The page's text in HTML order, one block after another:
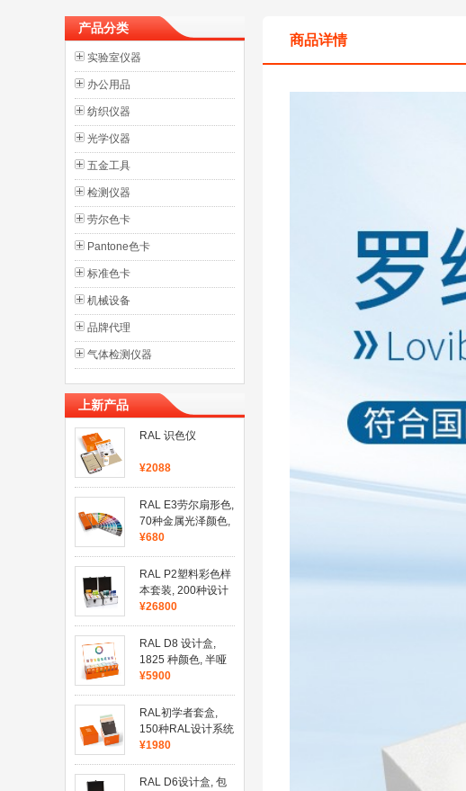
产品分类
实验室仪器
办公用品
纺织仪器
光学仪器
五金工具
检测仪器
劳尔色卡
Pantone色卡
标准色卡
机械设备
品牌代理
气体检测仪器
上新产品
RAL 识色仪
¥2088
RAL E3劳尔扇形色,
70种金属光泽颜色,
420 种纯色,半哑光
¥680
RAL P2塑料彩色样
本套装, 200种设计
系统色
¥26800
RAL D8 设计盒,
1825 种颜色, 半哑
光, 8本色卡
¥5900
RAL初学者套盒,
150种RAL设计系统
PLUS颜色
¥1980
RAL D6设计盒, 包
商品详情